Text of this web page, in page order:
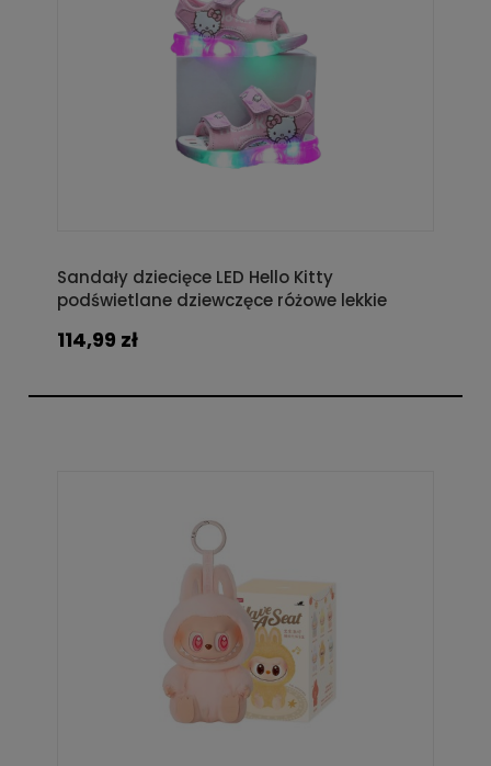
Sandały dziecięce LED Hello Kitty
podświetlane dziewczęce różowe lekkie
114,99 zł